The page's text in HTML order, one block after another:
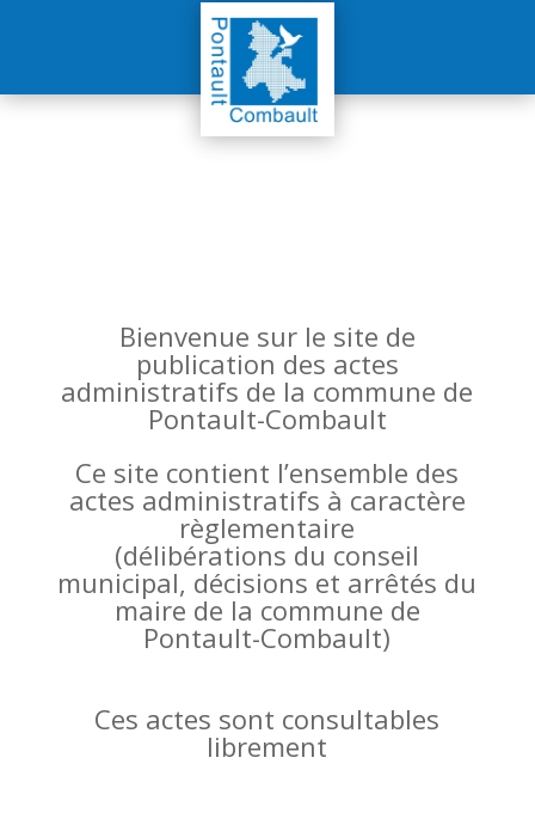
Bienvenue sur le site de
publication des actes
administratifs de la commune de
Pontault-Combault
Ce site contient l’ensemble des
actes administratifs à caractère
règlementaire
(délibérations du conseil
municipal, décisions et arrêtés du
maire de la commune de
Pontault-Combault)
Ces actes sont consultables
librement